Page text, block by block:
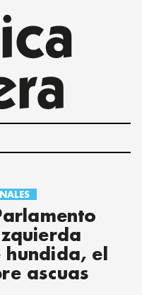
el
ascuas